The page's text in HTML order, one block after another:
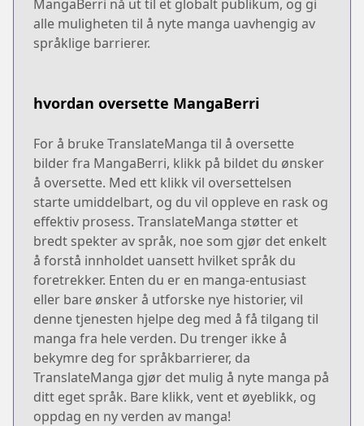
MangaBerri nå ut til et globalt publikum, og gi
alle muligheten til å nyte manga uavhengig av
språklige barrierer.
hvordan oversette MangaBerri
For å bruke TranslateManga til å oversette
bilder fra MangaBerri, klikk på bildet du ønsker
å oversette. Med ett klikk vil oversettelsen
starte umiddelbart, og du vil oppleve en rask og
effektiv prosess. TranslateManga støtter et
bredt spekter av språk, noe som gjør det enkelt
å forstå innholdet uansett hvilket språk du
foretrekker. Enten du er en manga-entusiast
eller bare ønsker å utforske nye historier, vil
denne tjenesten hjelpe deg med å få tilgang til
manga fra hele verden. Du trenger ikke å
bekymre deg for språkbarrierer, da
TranslateManga gjør det mulig å nyte manga på
ditt eget språk. Bare klikk, vent et øyeblikk, og
oppdag en ny verden av manga!